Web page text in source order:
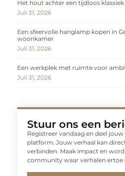
Het hout achter een tijdloos
Juli 31, 2026
Een sfeervolle hanglamp kopen in
woonkamer
Juli 31, 2026
Een werkplek met ruimte voor
Juli 31, 2026
Stuur ons een
Registreer vandaag en deel
platform. Jouw verhaal kan
verbinden. Maak impact en
community waar verhalen ertoe